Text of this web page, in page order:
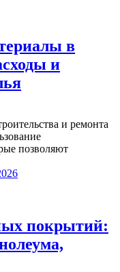
в
и
и ремонта
позволяют
покрытий: